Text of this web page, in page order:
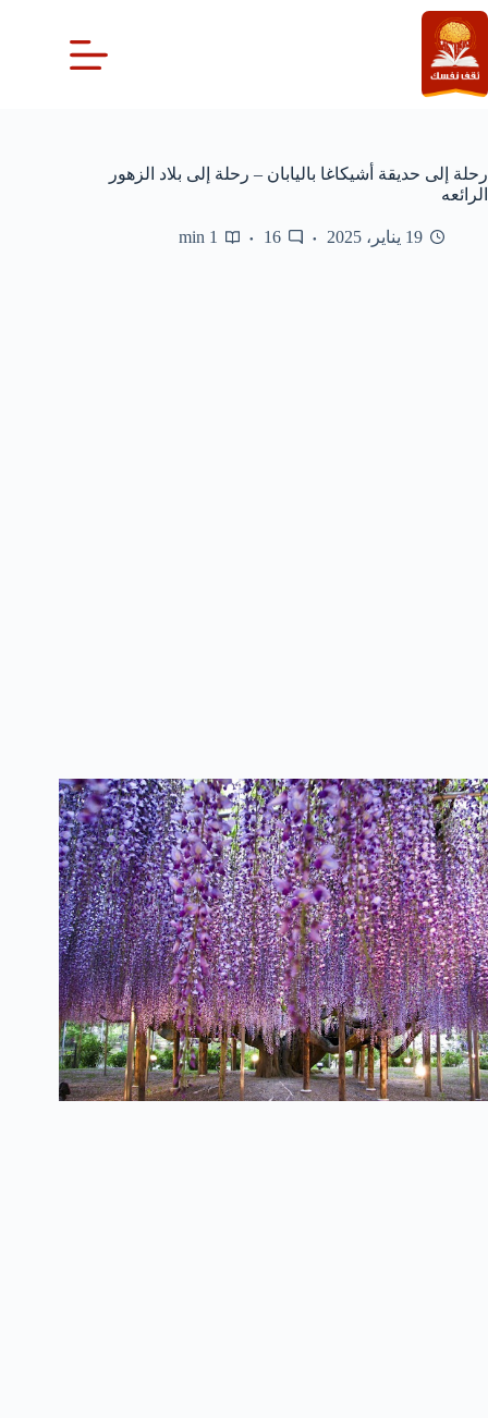
التجاوز
إلى
المحتوى
رحلة إلى حديقة أشيكاغا باليابان – رحلة إلى بلاد الزهور
الرائعه
19 يناير، 2025 16
1 min